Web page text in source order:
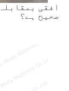
افقی
صحیح ہے؟